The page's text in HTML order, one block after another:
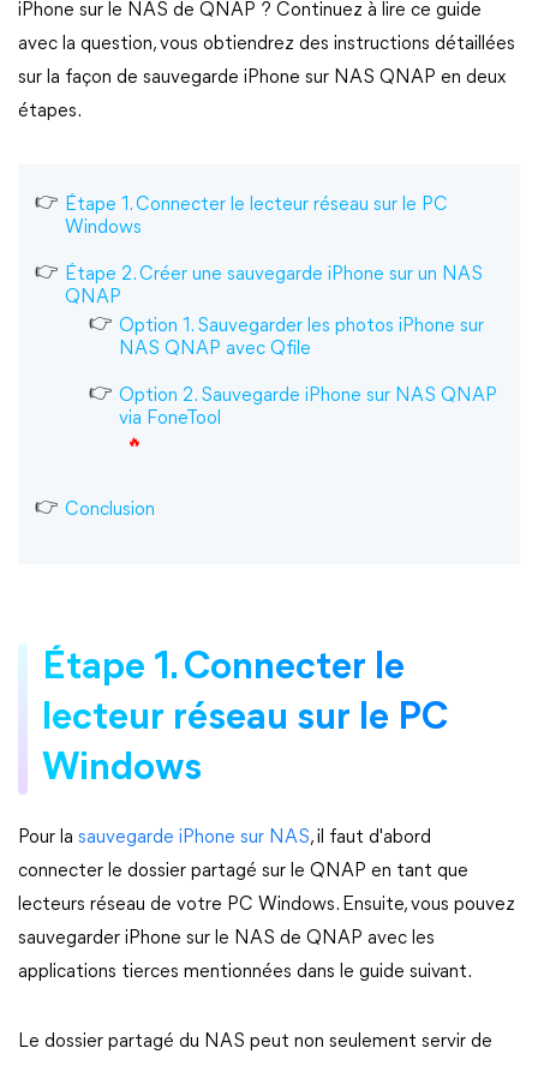
iPhone sur le NAS de QNAP ? Continuez à lire ce guide
avec la question, vous obtiendrez des instructions détaillées
sur la façon de sauvegarde iPhone sur NAS QNAP en deux
étapes.
Étape 1. Connecter le lecteur réseau sur le PC
Windows
Étape 2. Créer une sauvegarde iPhone sur un NAS
QNAP
Option 1. Sauvegarder les photos iPhone sur
NAS QNAP avec Qfile
Option 2. Sauvegarde iPhone sur NAS QNAP
via FoneTool
Conclusion
Étape 1. Connecter le
lecteur réseau sur le PC
Windows
Pour la sauvegarde iPhone sur NAS, il faut d'abord
connecter le dossier partagé sur le QNAP en tant que
lecteurs réseau de votre PC Windows. Ensuite, vous pouvez
sauvegarder iPhone sur le NAS de QNAP avec les
applications tierces mentionnées dans le guide suivant.
Le dossier partagé du NAS peut non seulement servir de